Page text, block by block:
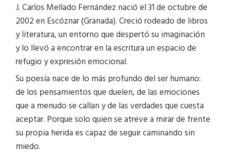
J. Carlos Mellado Fernández nació el 31 de octubre de
2002 en Escóznar (Granada). Creció rodeado de libros
y literatura, un entorno que despertó su imaginación
y lo llevó a encontrar en la escritura un espacio de
refugio y expresión emocional.
Su poesía nace de lo más profundo del ser humano:
de los pensamientos que duelen, de las emociones
que a menudo se callan y de las verdades que cuesta
aceptar. Porque solo quien se atreve a mirar de frente
su propia herida es capaz de seguir caminando sin
miedo.